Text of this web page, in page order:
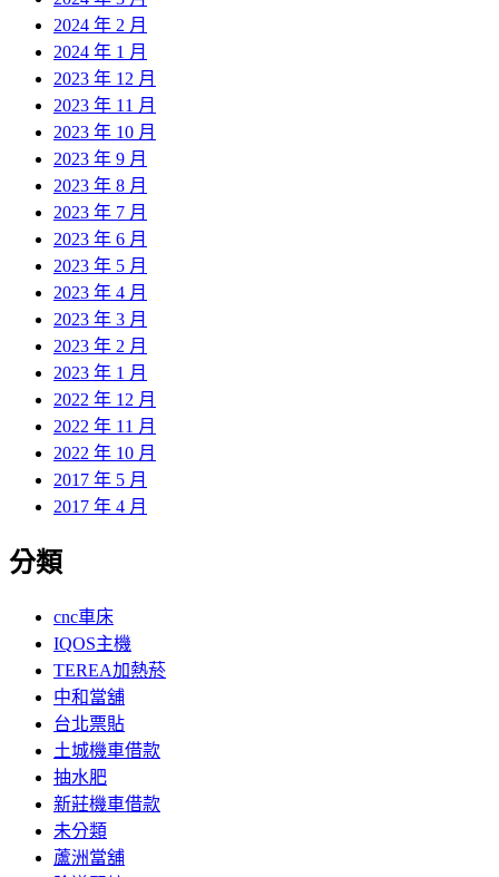
2024 年 2 月
2024 年 1 月
2023 年 12 月
2023 年 11 月
2023 年 10 月
2023 年 9 月
2023 年 8 月
2023 年 7 月
2023 年 6 月
2023 年 5 月
2023 年 4 月
2023 年 3 月
2023 年 2 月
2023 年 1 月
2022 年 12 月
2022 年 11 月
2022 年 10 月
2017 年 5 月
2017 年 4 月
分類
cnc車床
IQOS主機
TEREA加熱菸
中和當舖
台北票貼
土城機車借款
抽水肥
新莊機車借款
未分類
蘆洲當舖